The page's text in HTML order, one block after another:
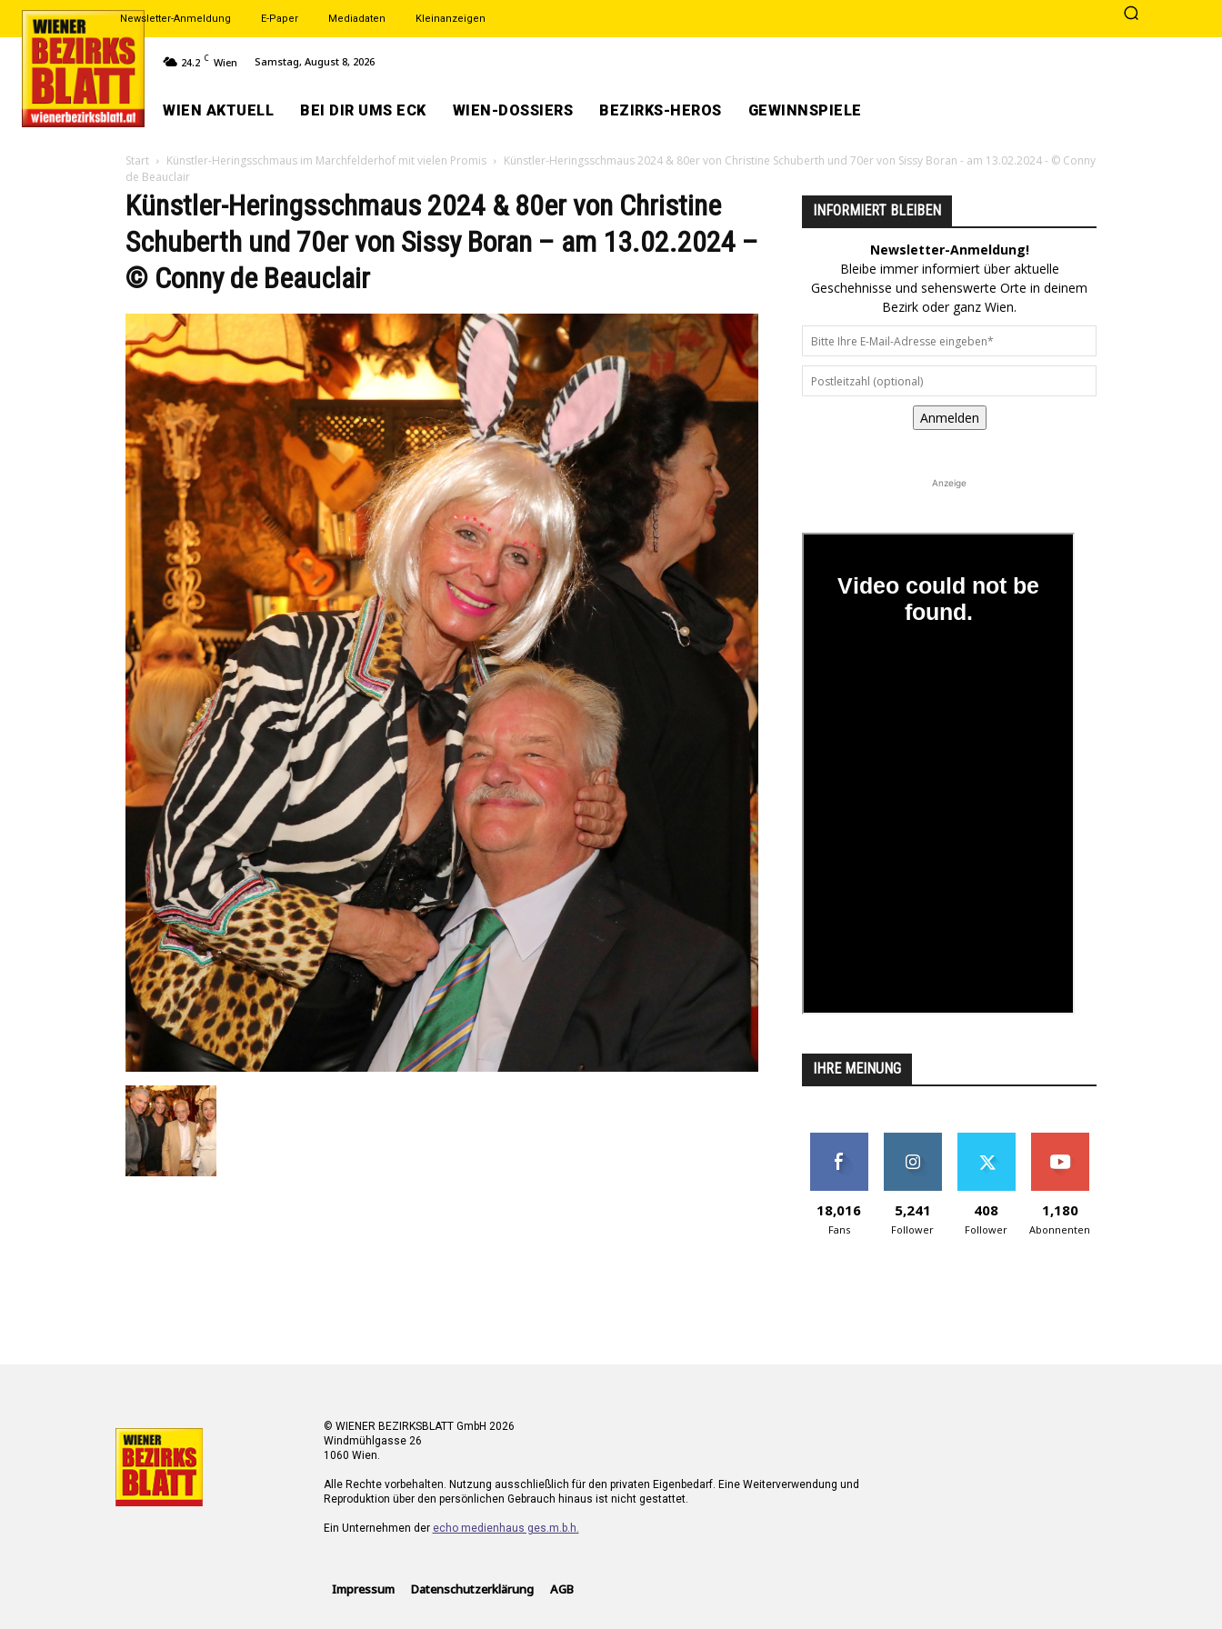
Newsletter-Anmeldung E-Paper Mediadaten Kleinanzeigen
24.2 C Wien Samstag, August 8, 2026
WIEN AKTUELL BEI DIR UMS ECK WIEN-DOSSIERS BEZIRKS-HEROS GEWINNSPIELE
Start Künstler-Heringsschmaus im Marchfelderhof mit vielen Promis
Künstler-Heringsschmaus 2024 & 80er von Christine Schuberth und 70er von Sissy Boran - am 13.02.2024 - © Conny
de Beauclair
Künstler-Heringsschmaus 2024 & 80er von Christine
Schuberth und 70er von Sissy Boran – am 13.02.2024 –
© Conny de Beauclair
INFORMIERT BLEIBEN
Newsletter-Anmeldung!
Bleibe immer informiert über aktuelle
Geschehnisse und sehenswerte Orte in deinem
Bezirk oder ganz Wien.
Anmelden
Anzeige
IHRE MEINUNG
18,016
Fans
5,241
Follower
408
Follower
1,180
Abonnenten
© WIENER BEZIRKSBLATT GmbH 2026
Windmühlgasse 26
1060 Wien.
Alle Rechte vorbehalten. Nutzung ausschließlich für den privaten Eigenbedarf. Eine Weiterverwendung und
Reproduktion über den persönlichen Gebrauch hinaus ist nicht gestattet.
Ein Unternehmen der echo medienhaus ges.m.b.h.
Impressum Datenschutzerklärung AGB